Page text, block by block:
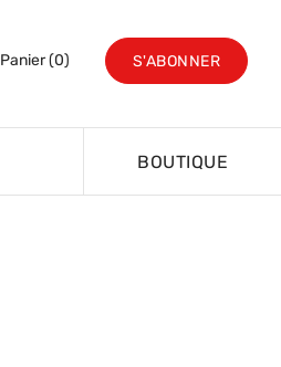
Panier (0) S'ABONNER
BOUTIQUE